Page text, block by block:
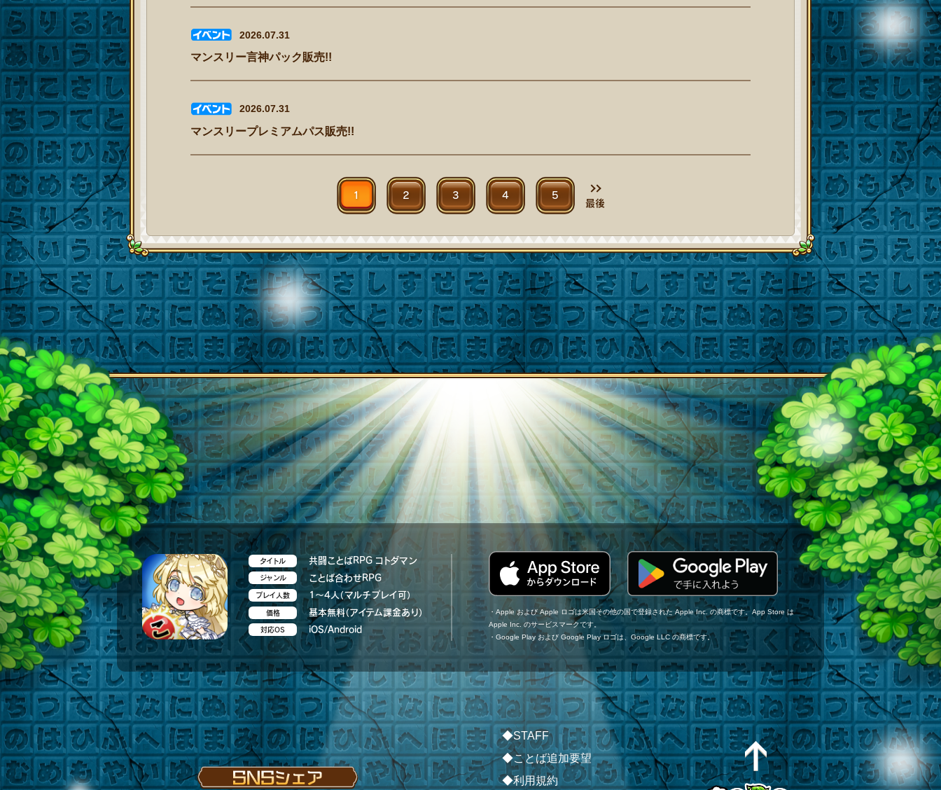
2026.07.31
マンスリー言神パック販売!!
2026.07.31
マンスリープレミアムパス販売!!
1 2 3 4
5
最後
タイトル 共闘ことばRPG コトダマン
ジャンル ことば合わせRPG
プレイ人数 1～4人（マルチプレイ可）
価格 基本無料（アイテム課金あり）
対応OS iOS/Android
・Apple および Apple ロゴは米国その他の国で登録された Apple Inc. の商標です。App Store は
Apple Inc. のサービスマークです。
・Google Play および Google Play ロゴは、Google LLC の商標です。
◆STAFF
◆ことば追加要望
◆利用規約